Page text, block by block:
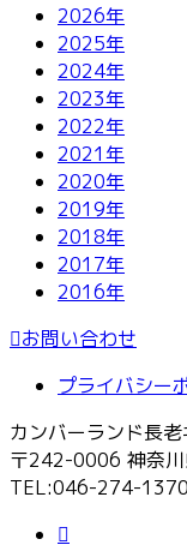
2026年
2025年
2024年
2023年
2022年
2021年
2020年
2019年
2018年
2017年
2016年
お問い合わせ
プライバシー
カンバーランド長
〒242-0006 神奈
TEL:046-274-